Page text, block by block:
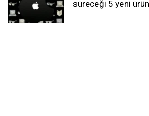
süreceği 5 yeni ürün